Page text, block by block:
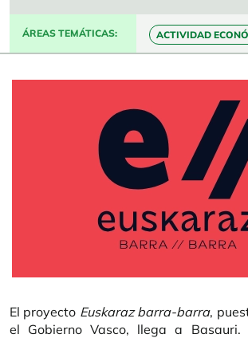
ÁREAS TEMÁTICAS ACTIVIDAD
El proyecto Euskaraz barra-barra,
el Gobierno Vasco, llega a